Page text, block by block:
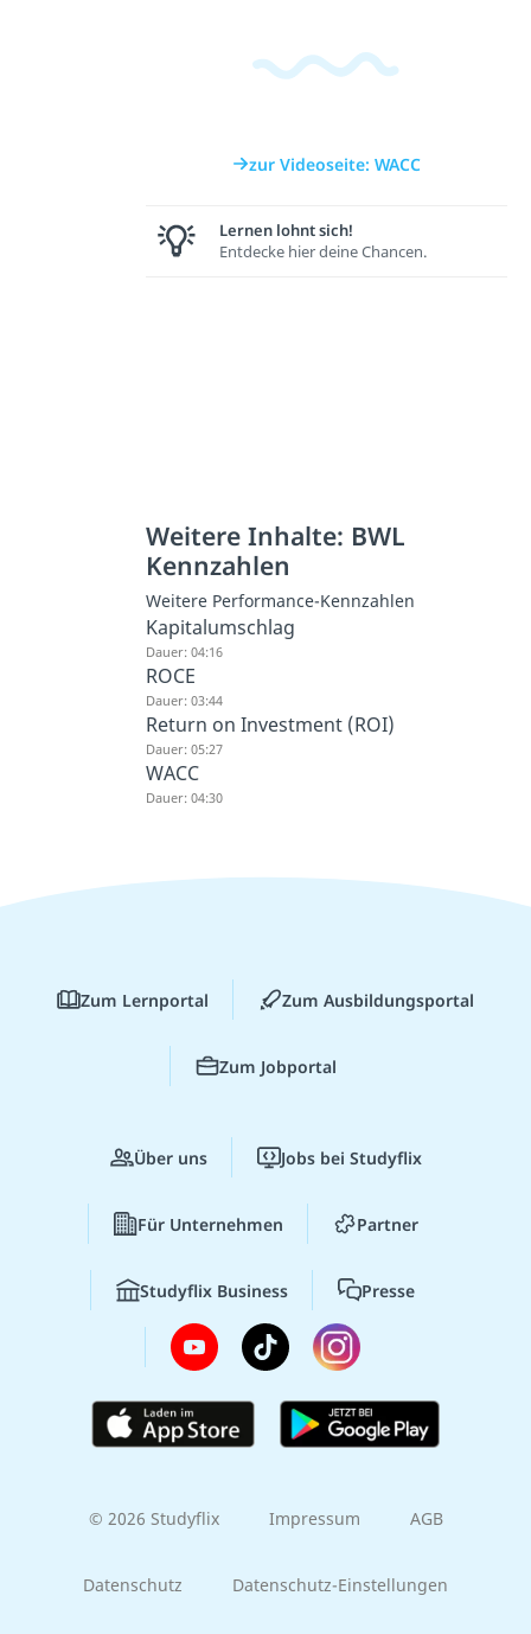
zur Videoseite: WACC
Lernen lohnt sich!
Entdecke hier deine Chancen.
Weitere Inhalte: BWL
Kennzahlen
Weitere Performance-Kennzahlen
Kapitalumschlag
Dauer: 04:16
ROCE
Dauer: 03:44
Return on Investment (ROI)
Dauer: 05:27
WACC
Dauer: 04:30
Zum Lernportal Zum Ausbildungsportal
Zum Jobportal
Über uns Jobs bei Studyflix
Für Unternehmen Partner
Studyflix Business Presse
© 2026 Studyflix Impressum AGB
Datenschutz Datenschutz-Einstellungen